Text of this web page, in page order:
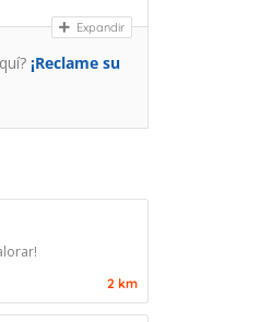
Expandir
¡Reclame su
2 km